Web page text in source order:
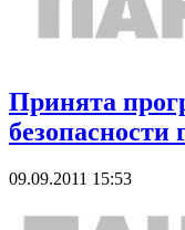
Принята
безопасности
09.09.2011 15:53